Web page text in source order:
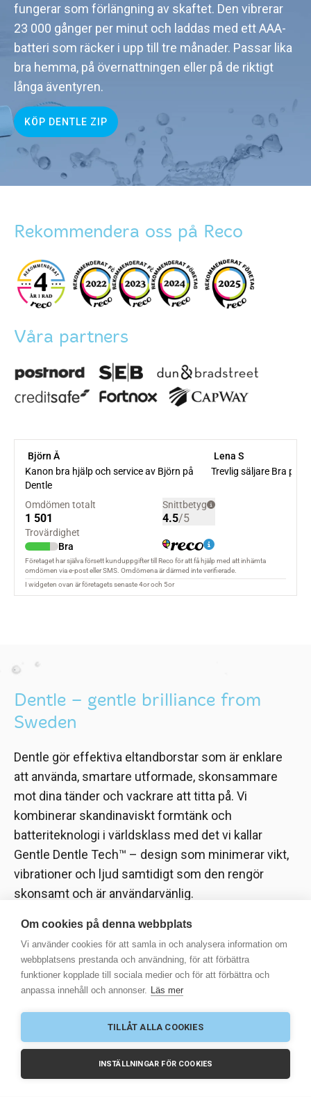
fungerar som förlängning av skaftet. Den vibrerar
23 000 gånger per minut och laddas med ett AAA-
batteri som räcker i upp till tre månader. Passar lika
bra hemma, på övernattningen eller på de riktigt
långa äventyren.
KÖP DENTLE ZIP
Rekommendera oss på Reco
Våra partners
.
Dentle – gentle brilliance from
Sweden
Dentle gör effektiva eltandborstar som är enklare
att använda, smartare utformade, skonsammare
mot dina tänder och vackrare att titta på. Vi
kombinerar skandinaviskt formtänk och
batteriteknologi i världsklass med det vi kallar
Gentle Dentle Tech™ – design som minimerar vikt,
vibrationer och ljud samtidigt som den rengör
skonsamt och är användarvänlig.
© 2025 Scandinavian Good Business AB
-Integritetspolicy
Om cookies på denna webbplats
Vi använder cookies för att samla in och analysera information om
webbplatsens prestanda och användning, för att förbättra
funktioner kopplade till sociala medier och för att förbättra och
anpassa innehåll och annonser. Läs mer
TILLÅT ALLA COOKIES
INSTÄLLNINGAR FÖR COOKIES